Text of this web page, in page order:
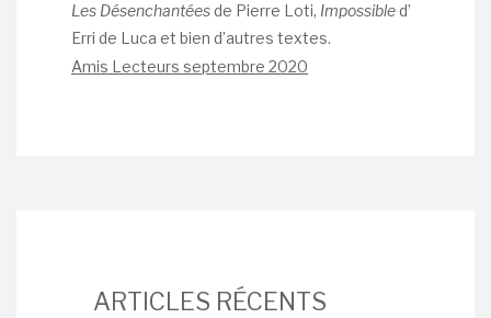
Les Désenchantéesde Pierre Loti, Impossibled’
Erri de Luca et bien d’autres textes.
Amis Lecteurs septembre 2020
ARTICLES RÉCENTS